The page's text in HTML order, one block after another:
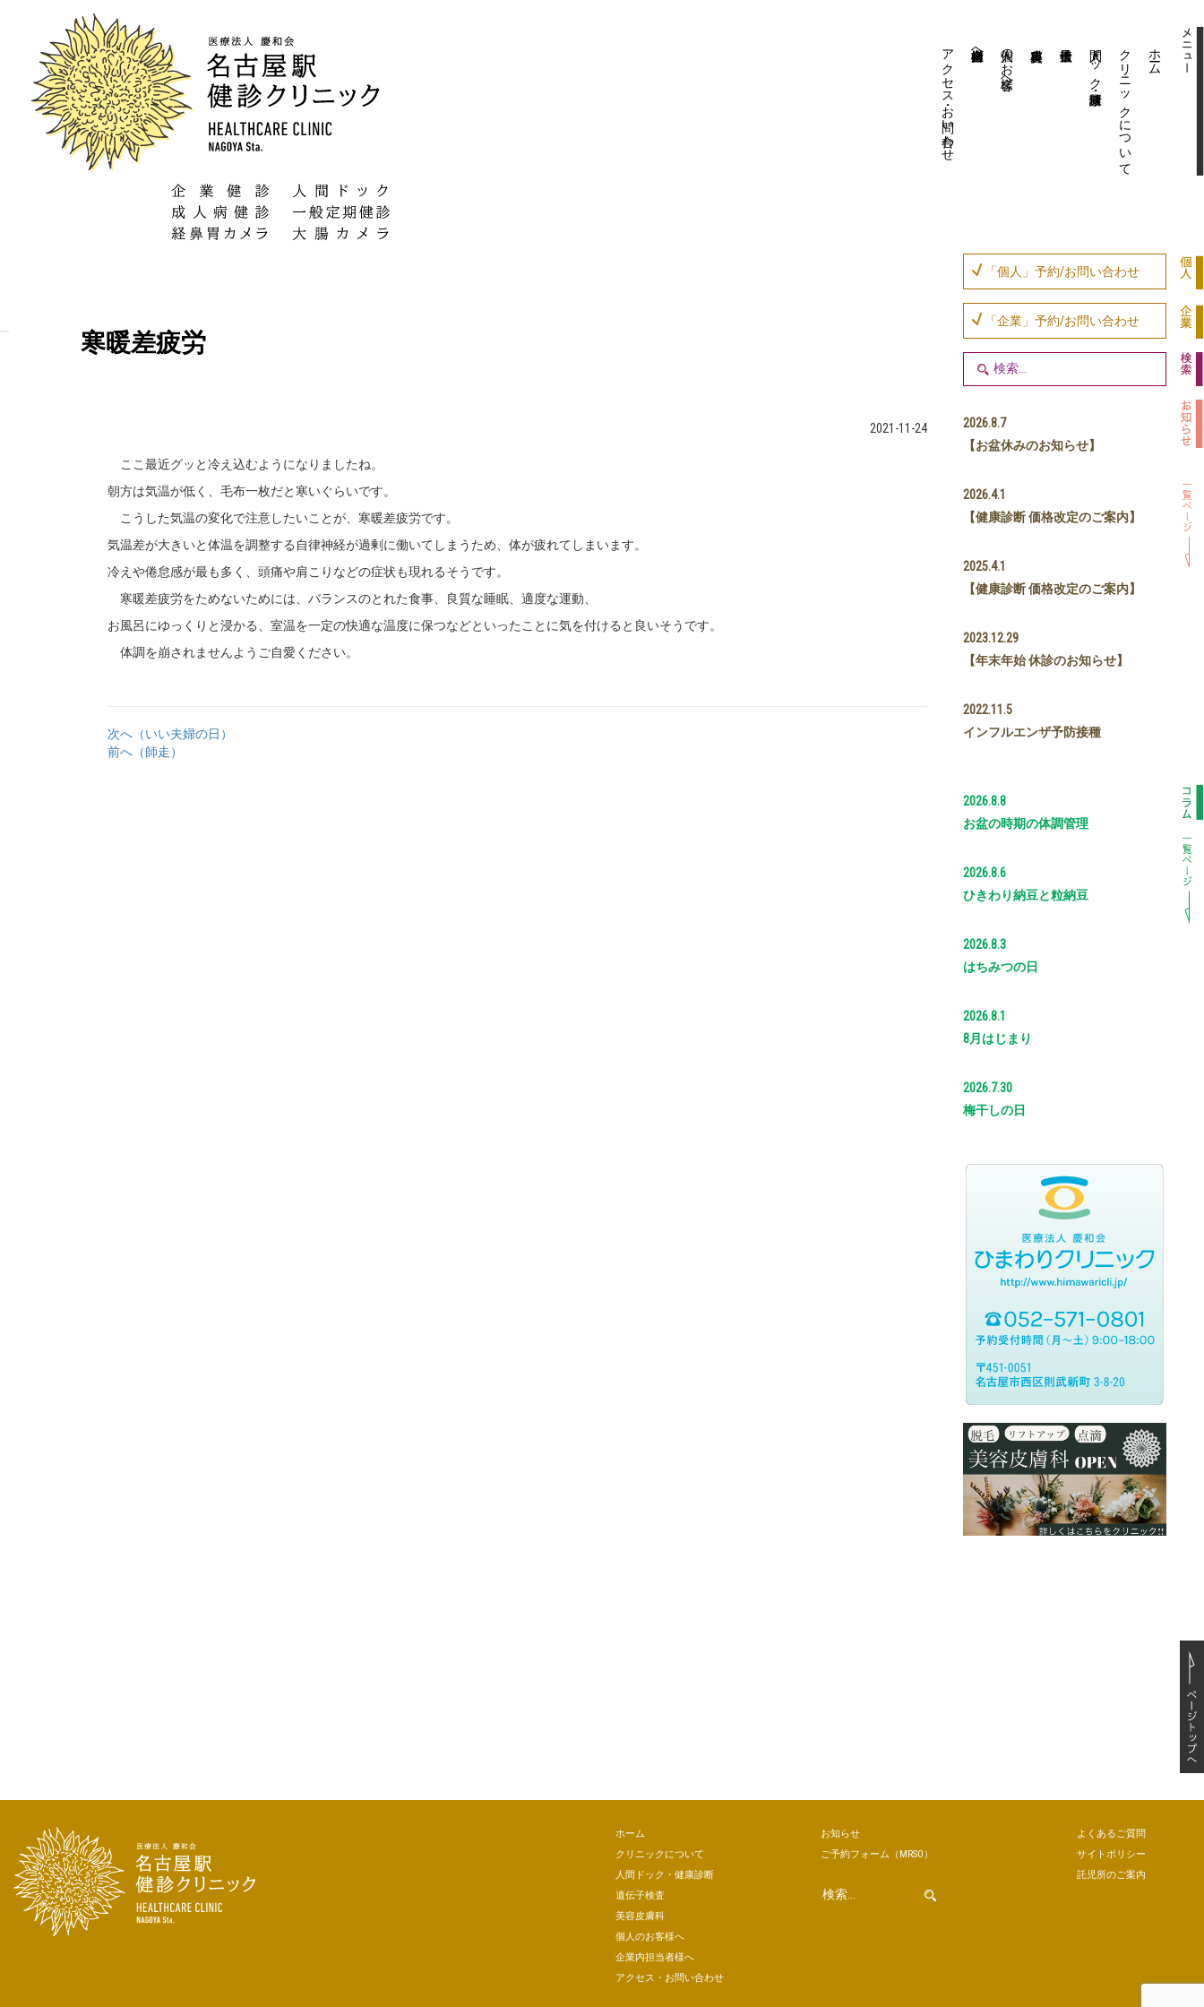
アクセス・お問い合わせ 企業内担当者様へ 個人のお客様へ 人間ドック・健康診断 クリニックについて ホーム
寒暖差疲労
2021-11-24
ここ最近グッと冷え込むようになりましたね。
朝方は気温が低く、毛布一枚だと寒いぐらいです。
こうした気温の変化で注意したいことが、寒暖差疲労です。
気温差が大きいと体温を調整する自律神経が過剰に働いてしまうため、体が疲れてしまいます。
冷えや倦怠感が最も多く、頭痛や肩こりなどの症状も現れるそうです。
寒暖差疲労をためないためには、バランスのとれた食事、良質な睡眠、適度な運動、
お風呂にゆっくりと浸かる、室温を一定の快適な温度に保つなどといったことに気を付けると良いそうです。
体調を崩されませんようご自愛ください。
次へ（いい夫婦の日）
前へ（師走）
「個人」予約/お問い合わせ
「企業」予約/お問い合わせ
2026.8.7
【お盆休みのお知らせ】
2026.4.1
【健康診断 価格改定のご案内】
2025.4.1
【健康診断 価格改定のご案内】
2023.12.29
【年末年始 休診のお知らせ】
2022.11.5
インフルエンザ予防接種
2026.8.8
お盆の時期の体調管理
2026.8.6
ひきわり納豆と粒納豆
2026.8.3
はちみつの日
2026.8.1
8月はじまり
2026.7.30
梅干しの日
ホーム
クリニックについて
人間ドック・健康診断
遺伝子検査
美容皮膚科
個人のお客様へ
企業内担当者様へ
アクセス・お問い合わせ
お知らせ
ご予約フォーム （MRSO）
よくあるご質問
サイトポリシー
託児所のご案内